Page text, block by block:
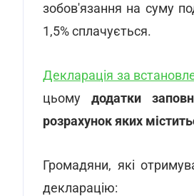
зобов'язання на суму
1,5% сплачується.
Декларація за
цьомудодатки
розрахунок яких
Громадяни, які
декларацію: